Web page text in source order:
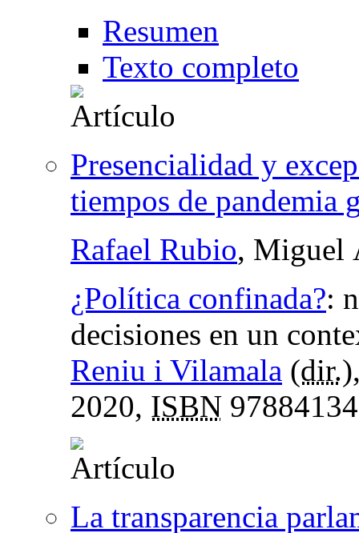
Resumen
Texto completo
Presencialidad y
tiempos de pandemia
Rafael Rubio, Miguel
¿Política confinada?:
decisiones en un
Reniu i Vilamala (dir.
2020, ISBN
La transparencia